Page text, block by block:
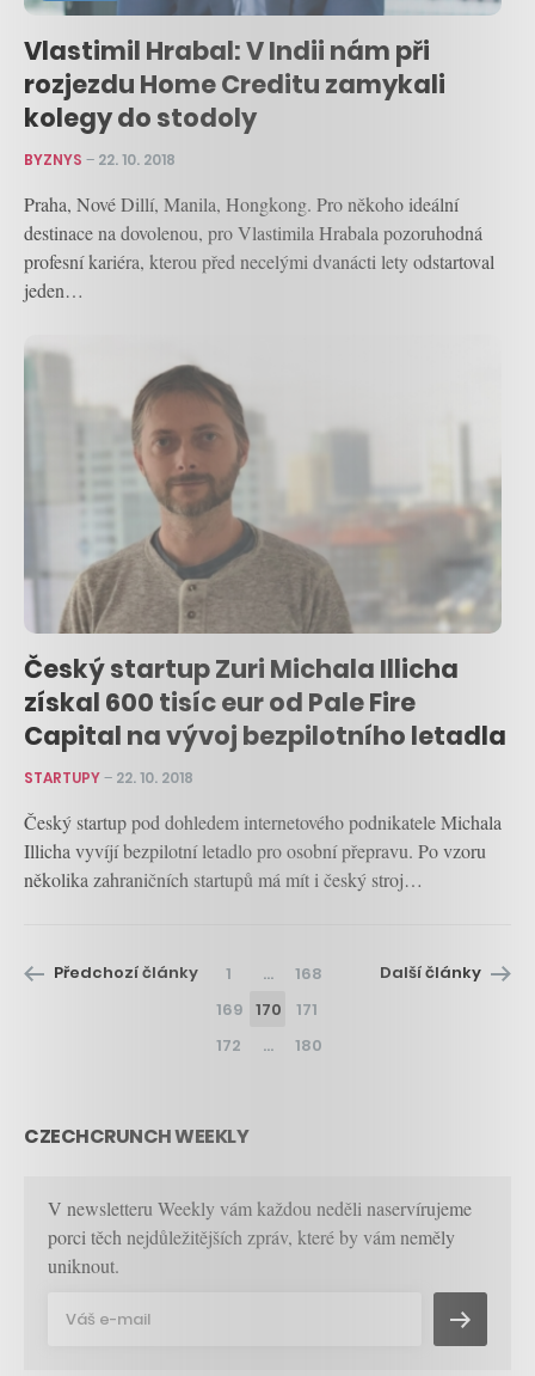
Vlastimil Hrabal: V Indii nám při
rozjezdu Home Creditu zamykali
kolegy do stodoly
BYZNYS – 22. 10. 2018
Praha, Nové Dillí, Manila, Hongkong. Pro někoho ideální
destinace na dovolenou, pro Vlastimila Hrabala pozoruhodná
profesní kariéra, kterou před necelými dvanácti lety odstartoval
jeden…
Český startup Zuri Michala Illicha
získal 600 tisíc eur od Pale Fire
Capital na vývoj bezpilotního letadla
STARTUPY– 22. 10. 2018
Český startup pod dohledem internetového podnikatele Michala
Illicha vyvíjí bezpilotní letadlo pro osobní přepravu. Po vzoru
několika zahraničních startupů má mít i český stroj…
Předchozí články 1 …
168
169 170
171
172
… 180
Další články
CZECHCRUNCH WEEKLY
V newsletteru Weekly vám každou neděli naservírujeme
porci těch nejdůležitějších zpráv, které by vám neměly
uniknout.